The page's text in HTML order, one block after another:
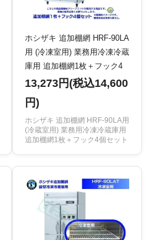
ホシザキ 追加棚網 HRF-90LA
用 (冷凍室用) 業務用冷凍冷蔵
庫用 追加棚網1枚＋フック4
個セット
13,273円(税込14,600
円)
ホシザキ 追加棚網 HRF-90LA用
(冷蔵室用) 業務用冷凍冷蔵庫用
追加棚網1枚＋フック4個セット